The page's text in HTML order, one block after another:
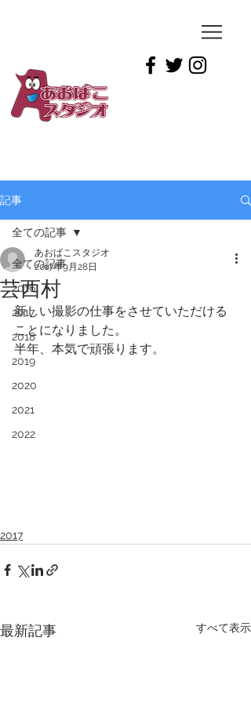
記事
全ての記事
2016
2017
2018
2019
2020
2021
2022
全ての記事
芸西村
あおばこスタジオ
2017年9月28日
新しい撮影の仕事をさせていただける
ことになりました。
半年、本気で頑張ります。
2017
最新記事 すべて表示